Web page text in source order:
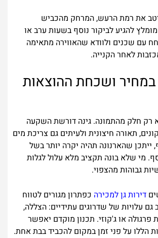
את רמת הרעש, המרחק מהכביש
מומלץ להגיע לביקור נוסף בשעות ערב או
עם שכנים ולוודא שהאווירה מתאימה
לאחר הקנייה.
ושכחת ההוצאות
רק חלק מהתמונה. גינה דורשת השקעה
תאורה חיצונית ולעיתים גם צריכת מים
ייתכן שהארנונה תהיה יקרה יותר בשל
מי שלא בונה תקציב מלא עלול לגלות
גבוהות מהצפוי.
דירות גן למכירה כפתרון מגורים לטווח
עלויות של שדרוגים עתידיים: הצללה,
פרגולה או ג'קוזי. תכנון מוקדם יאפשר
הללו על פני זמן במקום להכביד בבת אחת.